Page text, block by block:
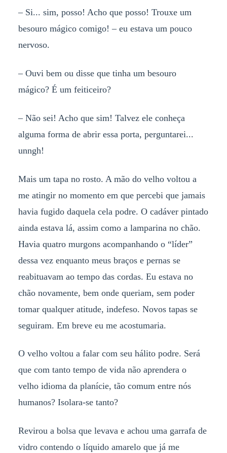
– Si... sim, posso! Acho que posso! Trouxe um
besouro mágico comigo! – eu estava um pouco
nervoso.
– Ouvi bem ou disse que tinha um besouro
mágico? É um feiticeiro?
– Não sei! Acho que sim! Talvez ele conheça
alguma forma de abrir essa porta, perguntarei...
unngh!
Mais um tapa no rosto. A mão do velho voltou a
me atingir no momento em que percebi que jamais
havia fugido daquela cela podre. O cadáver pintado
ainda estava lá, assim como a lamparina no chão.
Havia quatro murgons acompanhando o “líder”
dessa vez enquanto meus braços e pernas se
reabituavam ao tempo das cordas. Eu estava no
chão novamente, bem onde queriam, sem poder
tomar qualquer atitude, indefeso. Novos tapas se
seguiram. Em breve eu me acostumaria.
O velho voltou a falar com seu hálito podre. Será
que com tanto tempo de vida não aprendera o
velho idioma da planície, tão comum entre nós
humanos? Isolara-se tanto?
Revirou a bolsa que levava e achou uma garrafa de
vidro contendo o líquido amarelo que já me